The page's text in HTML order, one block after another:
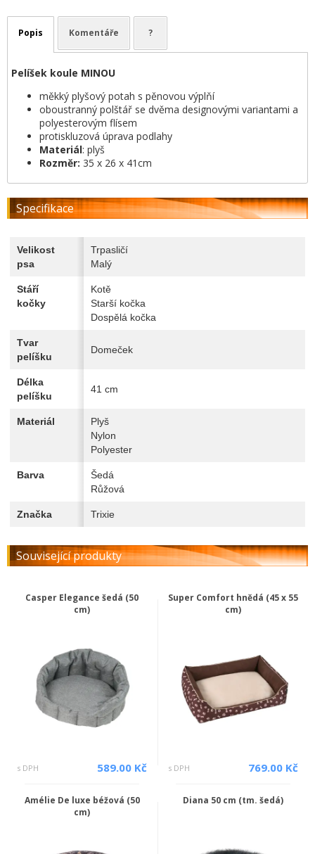
Popis Komentáře ?
Pelíšek koule MINOU
měkký plyšový potah s pěnovou výplňí
oboustranný polštář se dvěma designovými variantami a
polyesterovým flísem
protiskluzová úprava podlahy
Materiál: plyš
Rozměr: 35 x 26 x 41cm
Specifikace
Velikost
psa
Trpasličí
Malý
Stáří
kočky
Kotě
Starší kočka
Dospělá kočka
Tvar
pelíšku
Domeček
Délka
pelíšku
41 cm
Materiál
Plyš
Nylon
Polyester
Barva
Šedá
Růžová
Značka Trixie
Související produkty
Casper Elegance šedá (50
cm)
s DPH 589.00 Kč
Super Comfort hnědá (45 x 55
cm)
s DPH 769.00 Kč
Amélie De luxe béžová (50
cm)
Diana 50 cm (tm. šedá)